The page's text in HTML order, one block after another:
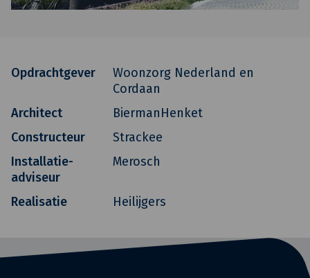
Opdrachtgever
Woonzorg Nederland en
Cordaan
Architect
BiermanHenket
Constructeur
Strackee
Installatie-
adviseur
Merosch
Realisatie Heilijgers